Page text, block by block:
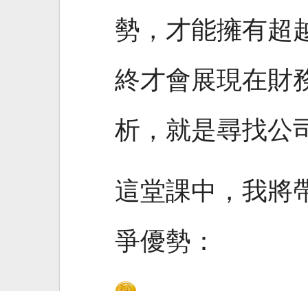
勢，才能擁有超
終才會展現在財
析，就是尋找公
這堂課中，我將
爭優勢：